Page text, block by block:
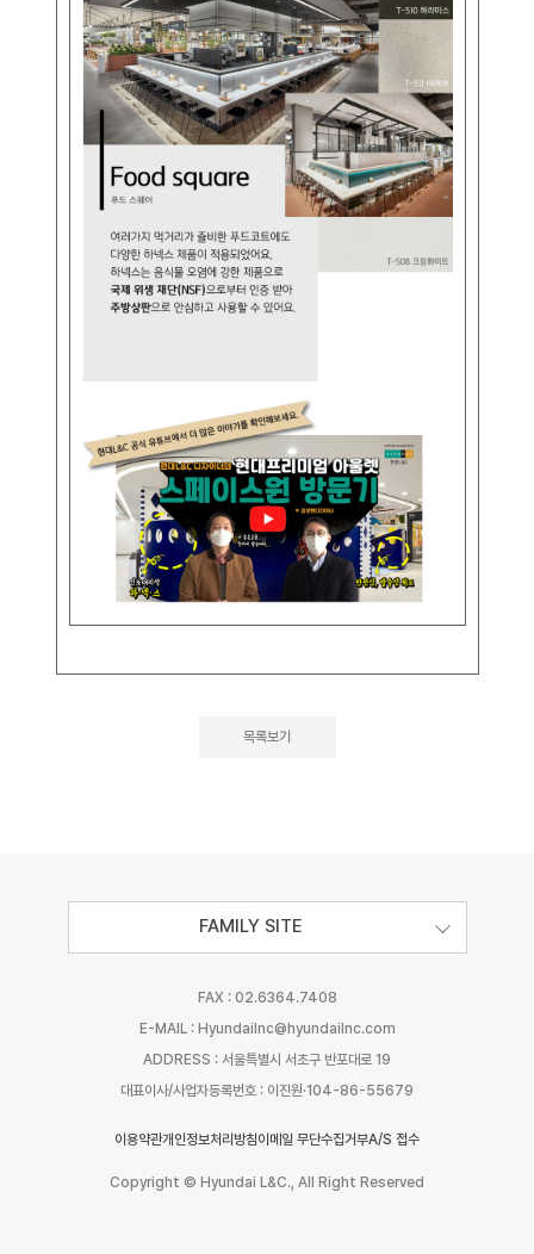
목록보기
FAMILY SITE
FAX : 02.6364.7408
E-MAIL : Hyundailnc@hyundailnc.com
ADDRESS : 서울특별시 서초구 반포대로 19
대표이사/사업자등록번호 : 이진원·104-86-55679
이용약관개인정보처리방침이메일 무단수집거부A/S 접수
Copyright © Hyundai L&C., All Right Reserved